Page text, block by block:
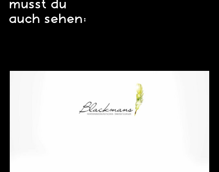
musst du
auch sehen: